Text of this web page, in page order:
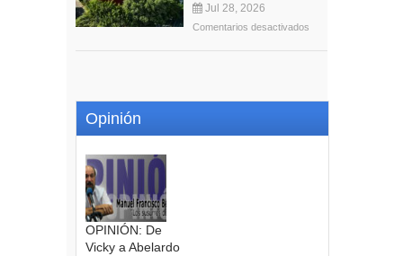
Jul 28, 2026
Comentarios desactivados
Opinión
OPINIÓN: De
Vicky a Abelardo